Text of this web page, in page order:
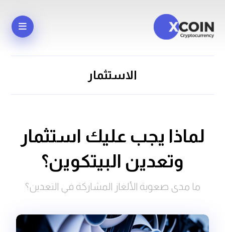
الاستثمار
لماذا يجب عليك استثمار
وتعدين البيتكوين؟
ما مدى صعوبة الألغاز المشاركة في التعدين؟